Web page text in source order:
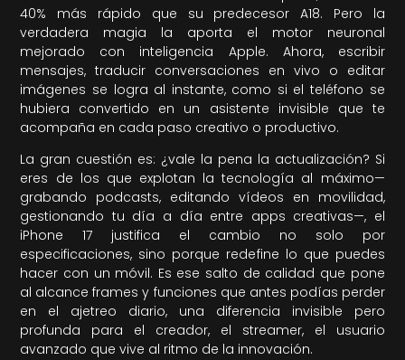
40% más rápido que su predecesor A18. Pero la
verdadera magia la aporta el motor neuronal
mejorado con inteligencia Apple. Ahora, escribir
mensajes, traducir conversaciones en vivo o editar
imágenes se logra al instante, como si el teléfono se
hubiera convertido en un asistente invisible que te
acompaña en cada paso creativo o productivo.
La gran cuestión es: ¿vale la pena la actualización? Si
eres de los que explotan la tecnología al máximo—
grabando podcasts, editando vídeos en movilidad,
gestionando tu día a día entre apps creativas—, el
iPhone 17 justifica el cambio no solo por
especificaciones, sino porque redefine lo que puedes
hacer con un móvil. Es ese salto de calidad que pone
al alcance frames y funciones que antes podías perder
en el ajetreo diario, una diferencia invisible pero
profunda para el creador, el streamer, el usuario
avanzado que vive al ritmo de la innovación.